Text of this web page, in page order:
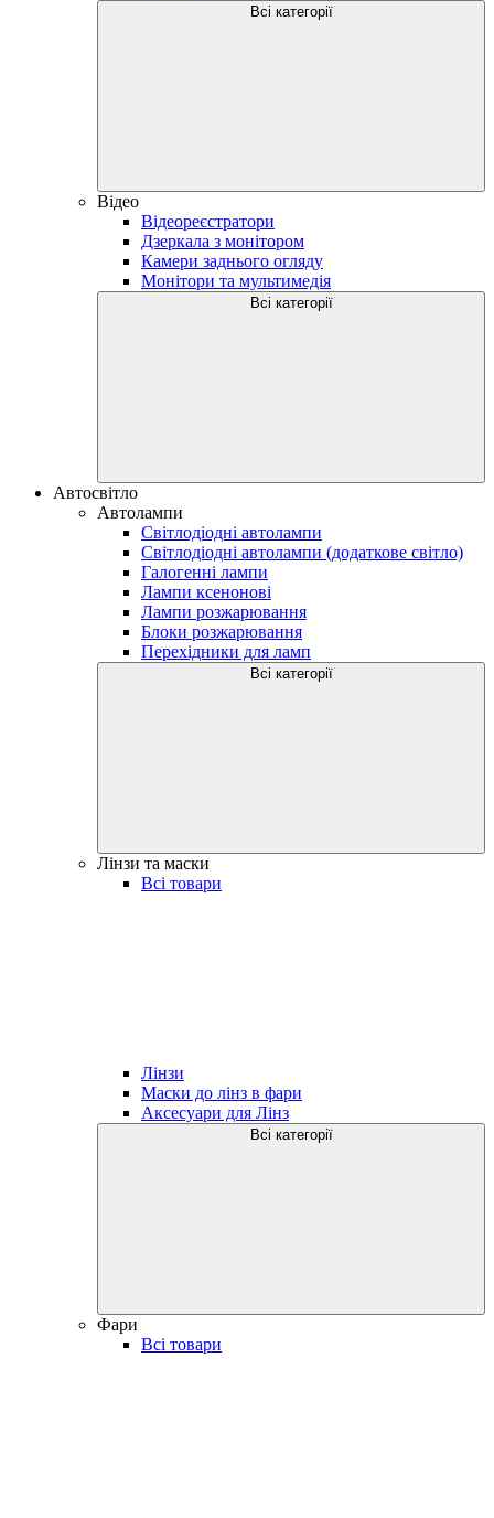
Всі категорії
Відео
Відеореєстратори
Дзеркала з монітором
Камери заднього огляду
Монітори та мультимедія
Всі категорії
Автосвітло
Автолампи
Світлодіодні автолампи
Світлодіодні автолампи (додаткове світло)
Галогенні лампи
Лампи ксенонові
Лампи розжарювання
Блоки розжарювання
Перехідники для ламп
Всі категорії
Лінзи та маски
Всі товари
Лінзи
Маски до лінз в фари
Аксесуари для Лінз
Всі категорії
Фари
Всі товари